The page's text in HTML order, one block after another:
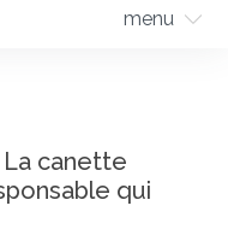
menu
canette
qui